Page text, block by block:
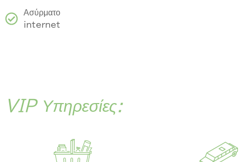
Ασύρματο
internet
VIP Υπηρεσίες: